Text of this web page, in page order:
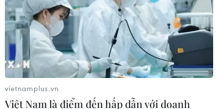
vietnamplus.vn
Việt Nam là điểm đến hấp dẫn với doanh